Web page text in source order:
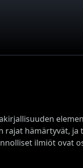
rajat hämärtyvät,
ilmiöt ovat